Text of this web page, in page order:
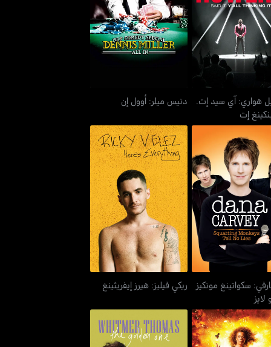
هواري: آي سيد إت.
يال ثينكينغ إت
هواري: آي سيد إت.
إت
دنيس ميلر: أوول إن
دنيس ميلر: أوول إن
سكواتينغ مونكيز
تيل نو لايز
سكواتينغ مونكيز
لايز
ريكي فيليز: هيرز إيفريثينغ
ريكي فيليز: هيرز إيفريثينغ